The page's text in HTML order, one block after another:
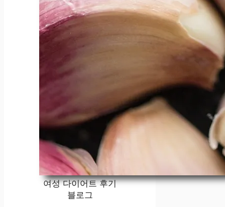
여성 다이어트 후기
블로그